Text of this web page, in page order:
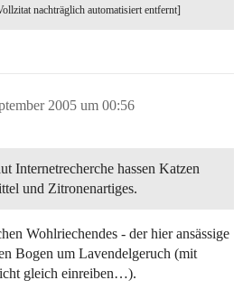
nachträglich automatisiert entfernt]
2005 um 00:56
Internetrecherche hassen Katzen
und Zitronenartiges.
Wohlriechendes - der hier ansässige
Bogen um Lavendelgeruch (mit
gleich einreiben…).